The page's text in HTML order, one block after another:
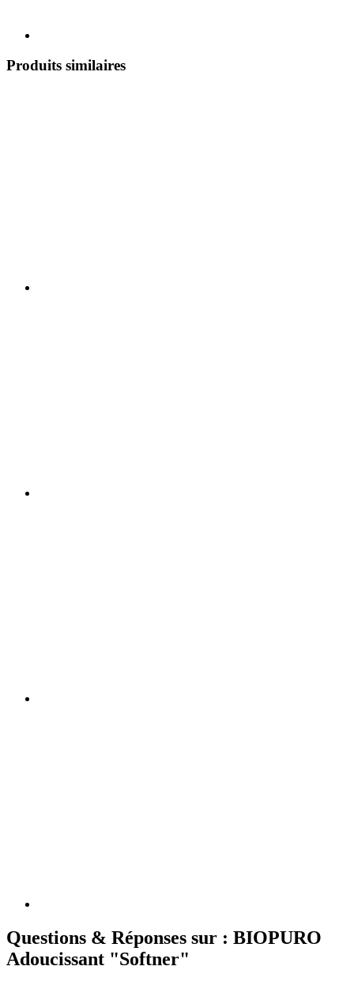
Produits similaires
Questions & Réponses sur : BIOPURO
Adoucissant "Softner"